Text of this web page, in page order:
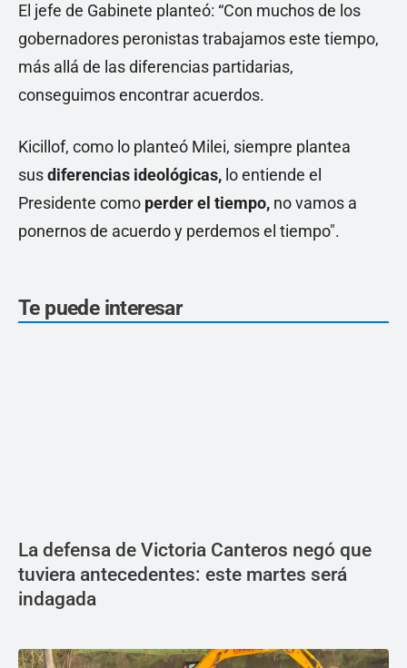
El jefe de Gabinete planteó: “Con muchos de los
gobernadores peronistas trabajamos este tiempo,
más allá de las diferencias partidarias,
conseguimos encontrar acuerdos.
Kicillof, como lo planteó Milei, siempre plantea
susdiferencias ideológicas, lo entiende el
Presidente como perder el tiempo, no vamos a
ponernos de acuerdo y perdemos el tiempo".
Te puede interesar
La defensa de Victoria Canteros negó que
tuviera antecedentes: este martes será
indagada